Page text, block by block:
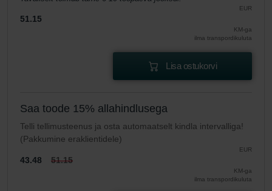
EUR
51.15
KM-ga
ilma transpordikuluta
Lisa ostukorvi
Saa toode 15% allahindlusega
Telli tellimusteenus ja osta automaatselt kindla intervalliga!
(Pakkumine eraklientidele)
EUR
43.48 51.15
KM-ga
ilma transpordikuluta